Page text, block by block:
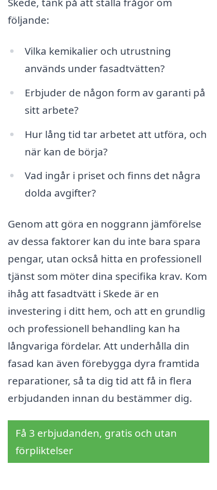
följande:
Vilka kemikalier och utrustning
används under fasadtvätten?
Erbjuder de någon form av garanti på
sitt arbete?
Hur lång tid tar arbetet att utföra, och
när kan de börja?
Vad ingår i priset och finns det några
dolda avgifter?
Genom att göra en noggrann jämförelse
av dessa faktorer kan du inte bara spara
pengar, utan också hitta en professionell
tjänst som möter dina specifika krav. Kom
ihåg att fasadtvätt i Skede är en
investering i ditt hem, och att en grundlig
och professionell behandling kan ha
långvariga fördelar. Att underhålla din
fasad kan även förebygga dyra framtida
reparationer, så ta dig tid att få in flera
erbjudanden innan du bestämmer dig.
Få 3 erbjudanden, gratis och utan
förpliktelser